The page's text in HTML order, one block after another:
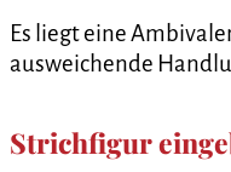
Es liegt eine
ausweichende
Strichfigur